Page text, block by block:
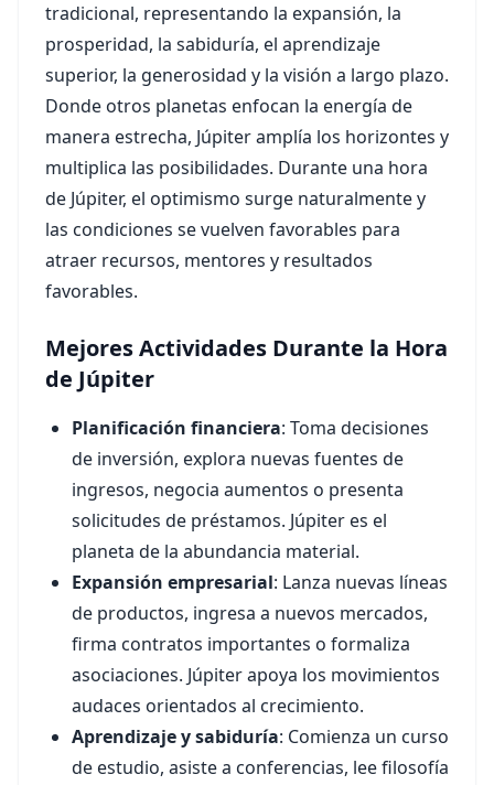
tradicional, representando la expansión, la
prosperidad, la sabiduría, el aprendizaje
superior, la generosidad y la visión a largo plazo.
Donde otros planetas enfocan la energía de
manera estrecha, Júpiter amplía los horizontes y
multiplica las posibilidades. Durante una hora
de Júpiter, el optimismo surge naturalmente y
las condiciones se vuelven favorables para
atraer recursos, mentores y resultados
favorables.
Mejores Actividades Durante la Hora
de Júpiter
Planificación financiera: Toma decisiones
de inversión, explora nuevas fuentes de
ingresos, negocia aumentos o presenta
solicitudes de préstamos. Júpiter es el
planeta de la abundancia material.
Expansión empresarial: Lanza nuevas líneas
de productos, ingresa a nuevos mercados,
firma contratos importantes o formaliza
asociaciones. Júpiter apoya los movimientos
audaces orientados al crecimiento.
Aprendizaje y sabiduría: Comienza un curso
de estudio, asiste a conferencias, lee filosofía